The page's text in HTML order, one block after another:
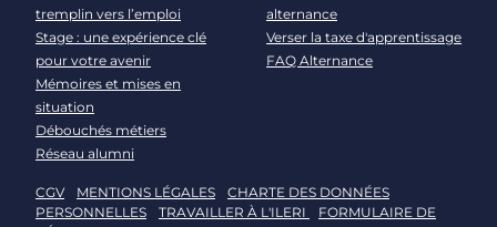
tremplin vers l’emploi
Stage : une expérience clé
pour votre avenir
Mémoires et mises en
situation
Débouchés métiers
Réseau alumni
alternance
Verser la taxe d'apprentissage
FAQ Alternance
CGV MENTIONS LÉGALES
CHARTE DES DONNÉES
PERSONNELLES
TRAVAILLER À L'ILERI
FORMULAIRE DE